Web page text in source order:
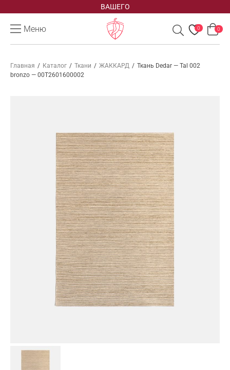
ВАШЕГО
Меню 0 0
Главная / Каталог / Ткани / ЖАККАРД / Ткань Dedar — Tal 002
bronzo — 00T2601600002